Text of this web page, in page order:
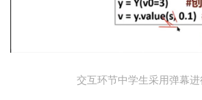
交互环节中学生采用弹幕进